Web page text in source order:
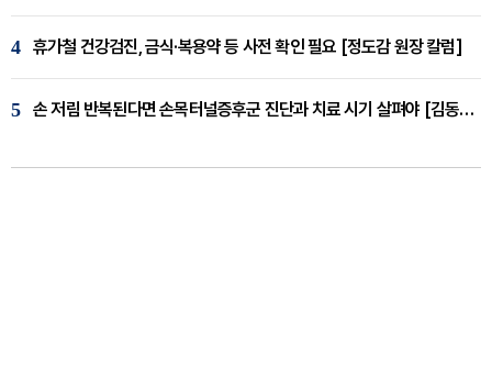
4 휴가철 건강검진, 금식·복용약 등 사전 확인 필요 [정도감 원장 칼럼]
5 손 저림 반복된다면 손목터널증후군 진단과 치료 시기 살펴야 [김동현 원장 칼럼]